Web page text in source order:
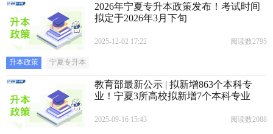
2026年宁夏专升本政策发布！考试时间
拟定于2026年3月下旬
2025-12-02 17:22 阅读数2795
升本政策 宁夏专升本
教育部最新公示 | 拟新增863个本科专
业！宁夏3所高校拟新增7个本科专业
2025-09-16 15:43 阅读数2088